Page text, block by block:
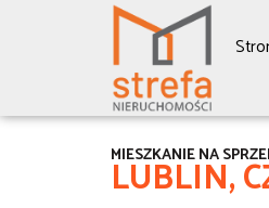
LUBLIN,
MIESZKANIE NA